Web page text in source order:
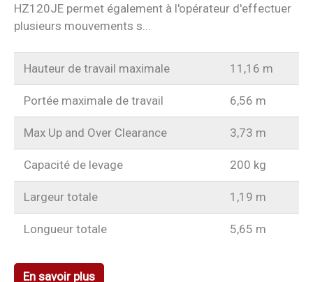
HZ120JE permet également à l'opérateur d'effectuer
plusieurs mouvements s...
Hauteur de travail maximale 11,16 m
Portée maximale de travail 6,56 m
Max Up and Over Clearance 3,73 m
Capacité de levage 200 kg
Largeur totale 1,19 m
Longueur totale 5,65 m
En savoir plus